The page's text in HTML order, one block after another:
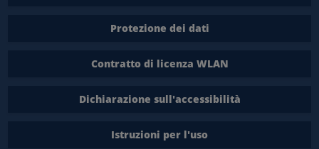
Protezione dei dati
Contratto di licenza WLAN
Dichiarazione sull'accessibilità
Istruzioni per l'uso